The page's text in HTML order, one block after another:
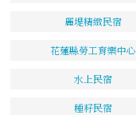
麗堤精緻民宿
花蓮縣勞工育樂中心
水上民宿
種籽民宿